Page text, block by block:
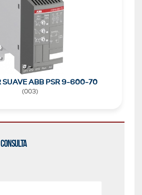
SUAVE ABB PSR 9-600-70
(003)
consulta